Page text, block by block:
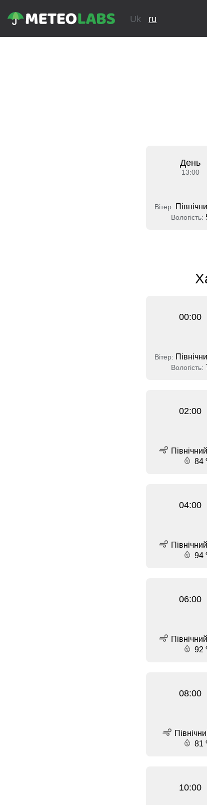
Uk ru
День
13:00
Вітер:
Вологість:
00:00
Вітер:
Вологість:
02:00
84
04:00
94
06:00
92
08:00
81
10:00